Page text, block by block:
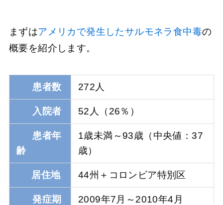
まずはアメリカで発生したサルモネラ食中毒の
概要を紹介します。
患者数 272人
入院者 52人（26％）
患者年
齢
1歳未満～93歳（中央値：37
歳）
居住地 44州＋コロンビア特別区
発症期
2009年7月～2010年4月